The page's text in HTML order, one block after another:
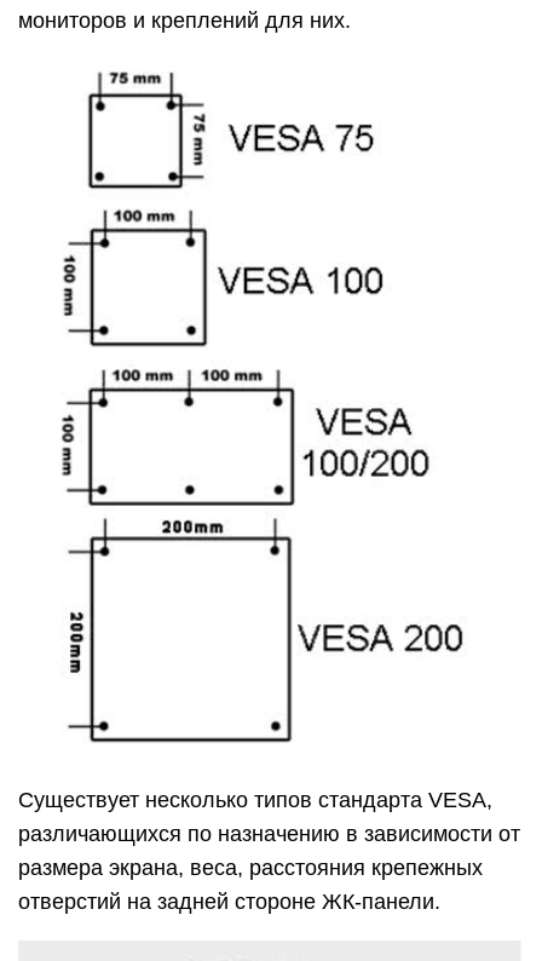
мониторов и креплений для них.
Существует несколько типов стандарта VESA,
различающихся по назначению в зависимости от
размера экрана, веса, расстояния крепежных
отверстий на задней стороне ЖК-панели.